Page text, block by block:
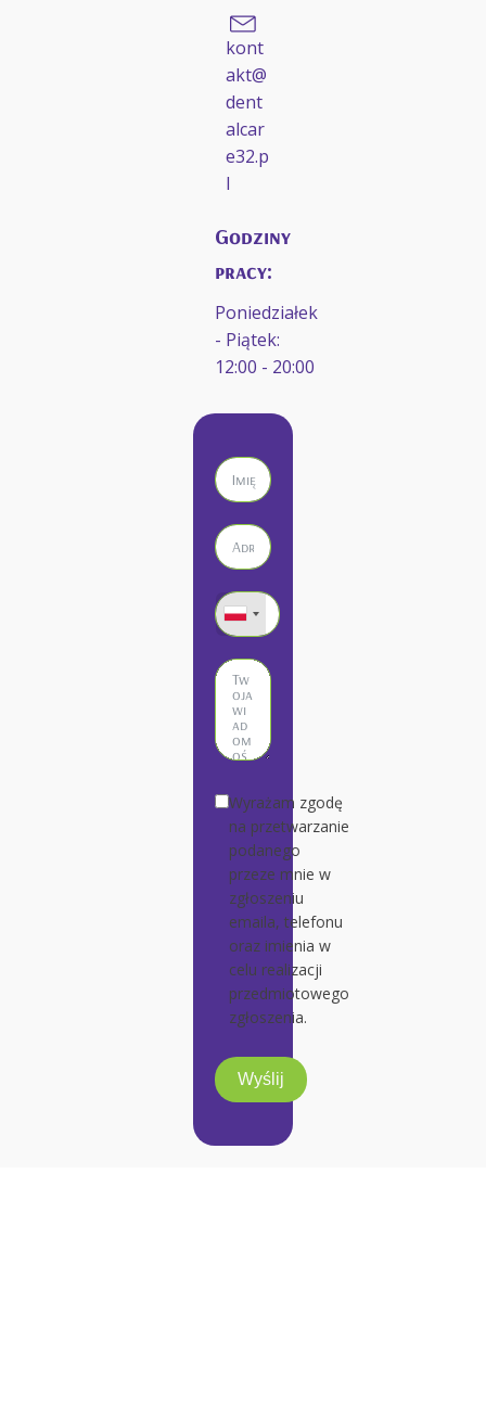
kont
akt@
dent
alcar
e32.p
l
Godziny
pracy:
Poniedziałek
- Piątek:
12:00 - 20:00
Wyrażam zgodę
na przetwarzanie
podanego
przeze mnie w
zgłoszeniu
emaila, telefonu
oraz imienia w
celu realizacji
przedmiotowego
zgłoszenia.
Wyślij